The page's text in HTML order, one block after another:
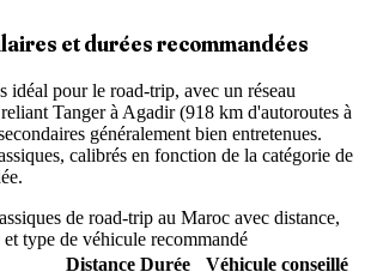
et durées recommandées
idéal pour le road-trip, avec un réseau
Tanger à Agadir (918 km d'autoroutes à
généralement bien entretenues.
calibrés en fonction de la catégorie de
de road-trip au Maroc avec distance,
et type de véhicule recommandé
Distance Durée
Véhicule conseillé